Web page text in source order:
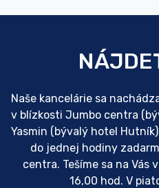
Naše kancelárie sa
v blízkosti Jumbo centra
Yasmin (bývalý hotel
do jednej hodiny
centra. Tešíme sa na Vás
16,00 hod. V